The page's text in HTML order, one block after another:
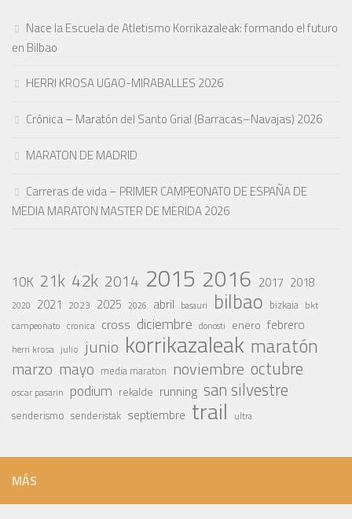
Nace la Escuela de Atletismo Korrikazaleak: formando el futuro
en Bilbao
HERRI KROSA UGAO-MIRABALLES 2026
Crónica – Maratón del Santo Grial (Barracas–Navajas) 2026
MARATON DE MADRID
Carreras de vida – PRIMER CAMPEONATO DE ESPAÑA DE
MEDIA MARATON MASTER DE MERIDA 2026
10K 21k 42k 2014 2015 2016 2017 2018
2020 2021 2023 2025 2026 abril basauri bilbao bizkaia bkt
campeonato cronica cross diciembre donosti enero febrero
herri krosa julio junio korrikazaleak maratón
marzo mayo media maraton noviembre octubre
oscar pasarin podium rekalde running san silvestre
senderismo senderistak septiembre trail ultra
MÁS